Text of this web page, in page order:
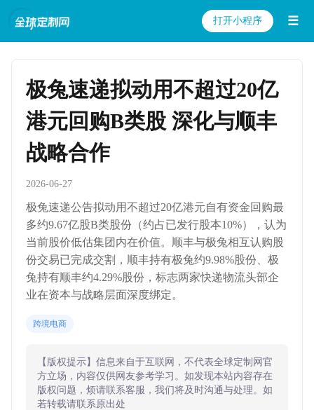
打开小程序 ☰
极兔速递拟动用不超过20亿
港元回购B类股 深化与顺丰
战略合作
2026-06-27
极兔速递公告拟动用不超过20亿港元自有资金回购最
多约9.67亿股B类股份（约占已发行股本10%），认为
当前股价低估集团内在价值。顺丰与极兔相互认购股
份交易已完成交割，顺丰持有极兔约9.98%股份、极
兔持有顺丰约4.29%股份，标志两家快递物流头部企
业在资本与战略层面深度绑定。
跨境电商
【版权提示】信息来自于互联网，不代表全球定制网官
方立场，内容仅供网友参考学习。如发现本站内容存在
版权问题，烦请联系客服，我们将及时沟通与处理。如
若转载请联系原出处